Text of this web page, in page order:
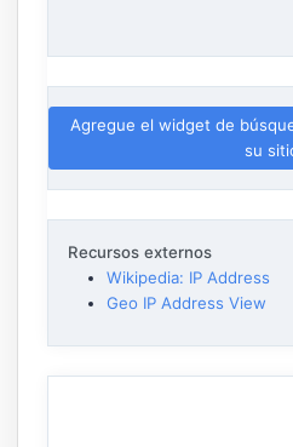
Agregue el widget de
su
Recursos externos
Wikipedia: IP Address
Geo IP Address View